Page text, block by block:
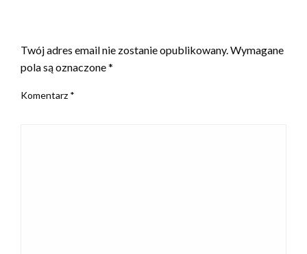
Twój adres email nie zostanie opublikowany.Wymagane
pola są oznaczone*
Komentarz *